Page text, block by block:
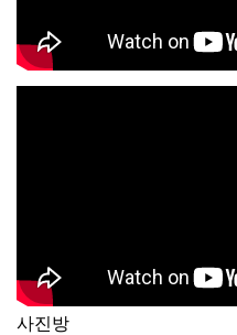
사진방